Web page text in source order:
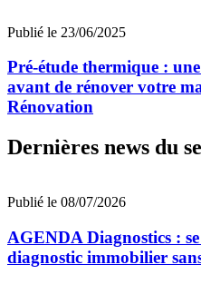
Publié le 23/06/2025
Pré-étude thermique :
avant de rénover votre
Rénovation
Dernières news du
Publié le 08/07/2026
AGENDA Diagnostics :
diagnostic immobilier